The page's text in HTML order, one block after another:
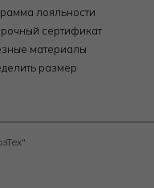
лояльности
сертификат
материалы
размер